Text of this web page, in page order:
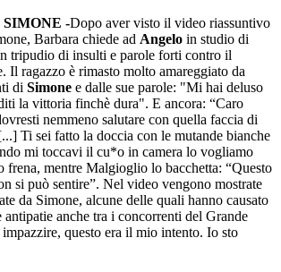
-Dopo aver visto il video riassuntivo
Barbara chiede ad Angelo in studio di
tripudio di insulti e parole forti contro il
Il ragazzo è rimasto molto amareggiato da
di Simone e dalle sue parole: "Mi hai deluso
la vittoria finchè dura". E ancora: “Caro
nemmeno salutare con quella faccia di
Ti sei fatto la doccia con le mutande bianche
mi toccavi il cu*o in camera lo vogliamo
frena, mentre Malgioglio lo bacchetta: “Questo
si può sentire”. Nel video vengono mostrate
da Simone, alcune delle quali hanno causato
anche tra i concorrenti del Grande
questo era il mio intento. Io sto